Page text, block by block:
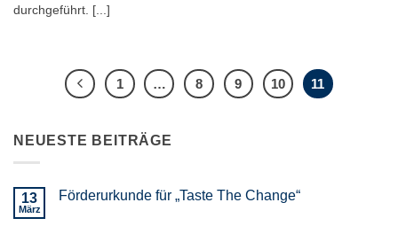
durchgeführt. [...]
1 … 8 9 10 11
NEUESTE BEITRÄGE
13
März
Förderurkunde für „Taste The Change“